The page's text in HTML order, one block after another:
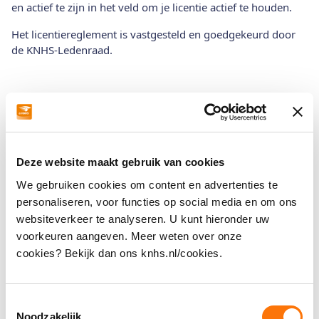
Deze website maakt gebruik van cookies
We gebruiken cookies om content en advertenties te
personaliseren, voor functies op social media en om ons
websiteverkeer te analyseren. U kunt hieronder uw
voorkeuren aangeven. Meer weten over onze
cookies? Bekijk dan ons knhs.nl/cookies.
Noodzakelijk
en actief te zijn in het veld om je licentie actief te houden.
Het licentiereglement is vastgesteld en goedgekeurd door
de KNHS-Ledenraad.
Officials
Algemene Voorwaarden mbt lidmaatschap,
Hoe vind ik de bijscholingen?